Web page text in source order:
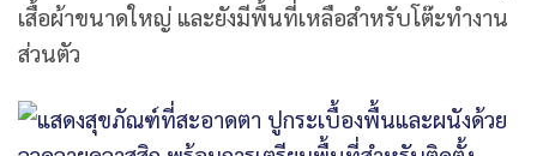
เสื้อผ้าขนาดใหญ่ และยังมีพื้นที่เหลือสำหรับโต๊ะทำงาน
ส่วนตัว